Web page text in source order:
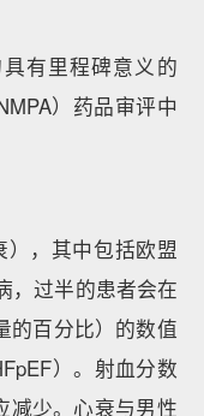
有里程碑意义的
）药品审评中
，其中包括欧盟
，过半的患者会在
的百分比）的数值
）。射血分数
减少。心衰与男性